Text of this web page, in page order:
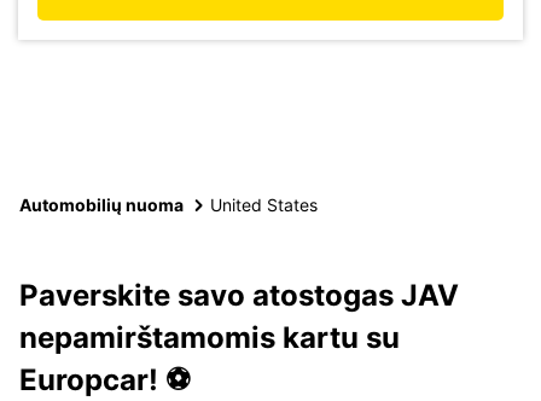
Automobilių nuoma United States
Paverskite savo atostogas JAV
nepamirštamomis kartu su
Europcar! ⚽